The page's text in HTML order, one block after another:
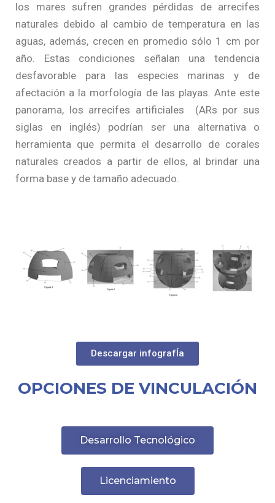
los mares sufren grandes pérdidas de arrecifes
naturales debido al cambio de temperatura en las
aguas, además, crecen en promedio sólo 1 cm por
año. Estas condiciones señalan una tendencia
desfavorable para las especies marinas y de
afectación a la morfología de las playas. Ante este
panorama, los arrecifes artificiales (ARs por sus
siglas en inglés) podrían ser una alternativa o
herramienta que permita el desarrollo de corales
naturales creados a partir de ellos, al brindar una
forma base y de tamaño adecuado.
Descargar infografÍa
OPCIONES DE VINCULACIÓN
Desarrollo Tecnológico
Licenciamiento